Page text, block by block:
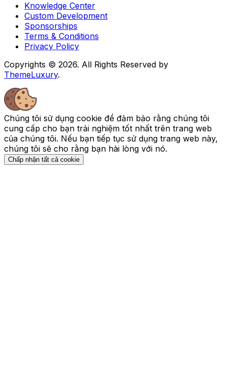
Knowledge Center
Custom Development
Sponsorships
Terms & Conditions
Privacy Policy
Copyrights © 2026. All Rights Reserved by
ThemeLuxury.
Chúng tôi sử dụng cookie để đảm bảo rằng chúng tôi
cung cấp cho bạn trải nghiệm tốt nhất trên trang web
của chúng tôi. Nếu bạn tiếp tục sử dụng trang web này,
chúng tôi sẽ cho rằng bạn hài lòng với nó.
Chấp nhận tất cả cookie